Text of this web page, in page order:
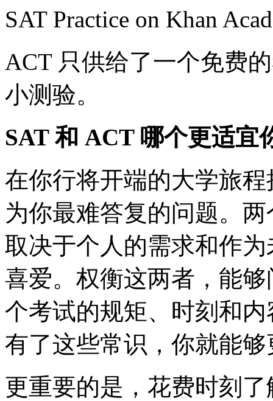
SAT Practice on Khan
ACT 只供给了一个免费
小测验。
SAT 和 ACT 哪个更适宜
在你行将开端的大学旅
为你最难答复的问题。
取决于个人的需求和作
喜爱。权衡这两者，能
个考试的规矩、时刻和
有了这些常识，你就能
更重要的是，花费时刻